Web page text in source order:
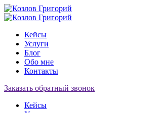
Кейсы
Услуги
Блог
Обо мне
Контакты
Заказать обратный звонок
Кейсы